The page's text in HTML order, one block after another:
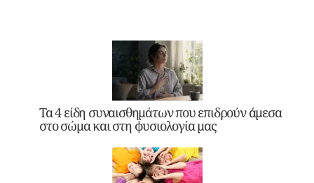
Τα 4 είδη συναισθημάτων που επιδρούν άμεσα
στο σώμα και στη φυσιολογία μας